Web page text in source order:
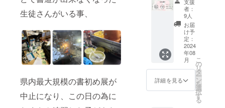
生徒さんがいる事、
県内最大規模の書初め展が
中止になり、この日の為に
品方法
につい
ては下
記URL
にアク
セスの
うえ詳
細ご確
認くだ
さい。
sites.go
ありが
とう
メッ
セージ
＆書道
展のパ
ンフ
レット
を送付
いたし
ます。
・支援
者：
9人
お届
け予
定：
2024
年08
月
詳細を見る
こ
の
リ
タ
ー
ン
を
選
択
す
る